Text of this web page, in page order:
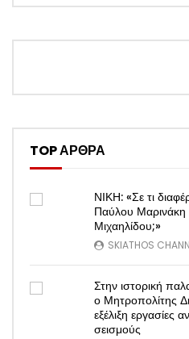
TOP ΑΡΘΡΑ
ΝΙΚΗ: «Σε τι
Παύλου Μαρινάκη
Μιχαηλίδου;»
SKIATHOS
Στην ιστορική
ο Μητροπολίτης
εξέλιξη
σεισμούς